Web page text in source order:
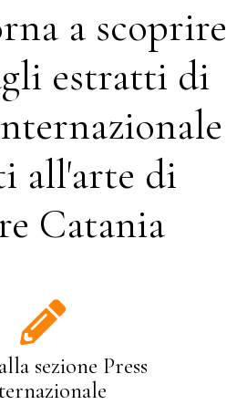
a scoprire
estratti di
all'arte di
Catania
sezione Press